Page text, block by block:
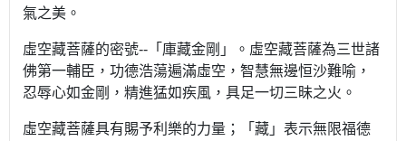
氣之美。
虛空藏菩薩的密號--「庫藏金剛」。虛空藏菩薩為三世諸
佛第一輔臣，功德浩蕩遍滿虛空，智慧無邊恒沙難喻，
忍辱心如金剛，精進猛如疾風，具足一切三昧之火。
虛空藏菩薩具有賜予利樂的力量；「藏」表示無限福德